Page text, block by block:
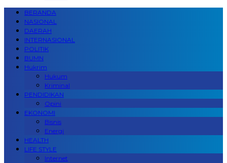
BERANDA
NASIONAL
DAERAH
INTERNASIONAL
POLITIK
BUMN
Hukrim
Hukum
Kriminal
PENDIDIKAN
Opini
EKONOMI
Bisnis
Energi
HEALTH
LIFE STYLE
Internet